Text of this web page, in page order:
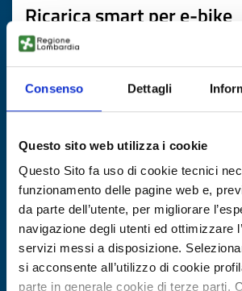
Consenso Dettagli
Questo sito web utilizza i cookie
Questo Sito fa uso di cookie tecnici
funzionamento delle pagine web e,
da parte dell’utente, per migliorare
navigazione degli utenti ed ottimizzare
servizi messi a disposizione.
si acconsente all’utilizzo di cookie
parte in generale cookie di terze parti.
Ricarica smart per e-bike
ID: BOSK20251119021STEP
Expires on 25 agosto